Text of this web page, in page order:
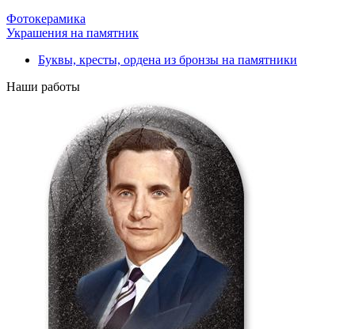
Фотокерамика
Украшения на памятник
Буквы, кресты, ордена из бронзы на памятники
Наши работы